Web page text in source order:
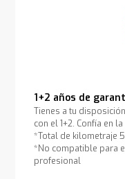
1+2 años de
Tienes a tu
con el 1+2. Confía en
*Total de kilometraje
*No compatible para
profesional